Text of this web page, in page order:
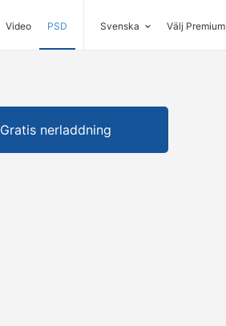
Video PSD Svenska Välj Premium
Gratis nerladdning